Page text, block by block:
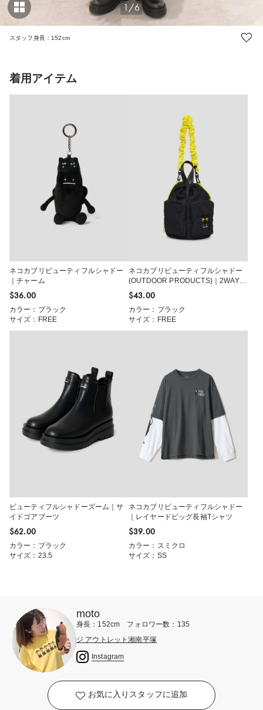
1/6
スタッフ身長：152cm
着用アイテム
ネコカブリビューティフルシャドー
｜チャーム
$‌36.00
カラー：ブラック
サイズ：FREE
ネコカブリビューティフルシャドー
(OUTDOOR PRODUCTS)｜2WAYミ
ニバッグ
$‌43.00
カラー：ブラック
サイズ：FREE
ビューティフルシャドーズーム｜サ
イドゴアブーツ
$‌62.00
カラー：ブラック
サイズ：23.5
ネコカブリビューティフルシャドー
｜レイヤードビッグ長袖Tシャツ
$‌39.00
カラー：スミクロ
サイズ：SS
moto
身長：152cm フォロワー数：135
ジ アウトレット湘南平塚
Instagram
お気に入りスタッフに追加